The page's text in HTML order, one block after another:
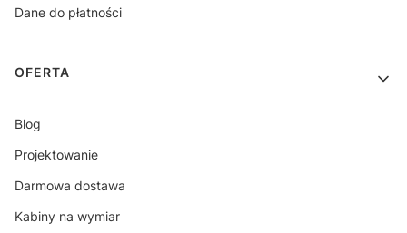
Dane do płatności
OFERTA
Blog
Projektowanie
Darmowa dostawa
Kabiny na wymiar